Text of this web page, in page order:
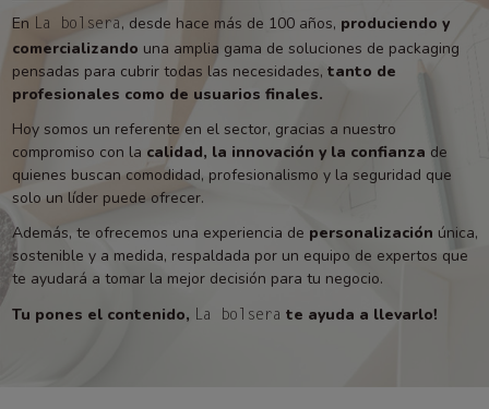
En La bolsera, desde hace más de 100 años, produciendo y
comercializando una amplia gama de soluciones de packaging
pensadas para cubrir todas las necesidades, tanto de
profesionales como de usuarios finales.
Hoy somos un referente en el sector, gracias a nuestro
compromiso con la calidad, la innovación y la confianza de
quienes buscan comodidad, profesionalismo y la seguridad que
solo un líder puede ofrecer.
Además, te ofrecemos una experiencia de personalización única,
sostenible y a medida, respaldada por un equipo de expertos que
te ayudará a tomar la mejor decisión para tu negocio.
Tu pones el contenido, La bolsera te ayuda a llevarlo!